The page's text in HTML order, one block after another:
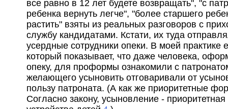
все равно в 12 лет будете возвращать", "с
ребенка вернуть легче", "более старшего
растить" взяты из реальных разговоров с
службу кандидатами. Кстати, их туда
усердные сотрудники опеки. В моей практике
который показывает, что даже человека,
опеку, для проформы ознакомили с
желающего усыновить отговаривали от
пользу патроната. (А как же приоритетные
Согласно закону, усыновление -